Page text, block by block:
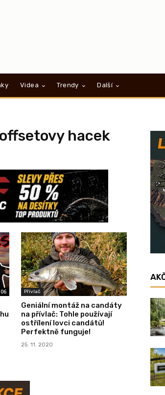
Videa Trendy Další
hacek
Přívlač
Geniální montáž na candáty
na přívlač: Tohle používají
ostřílení lovci candátů!
Perfektně funguje!
25. 11. 2020